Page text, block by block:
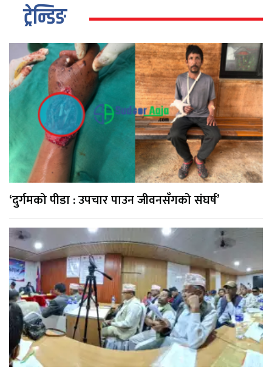
ट्रेन्डिङ
‘दुर्गमको पीडा : उपचार पाउन जीवनसँगको संघर्ष’